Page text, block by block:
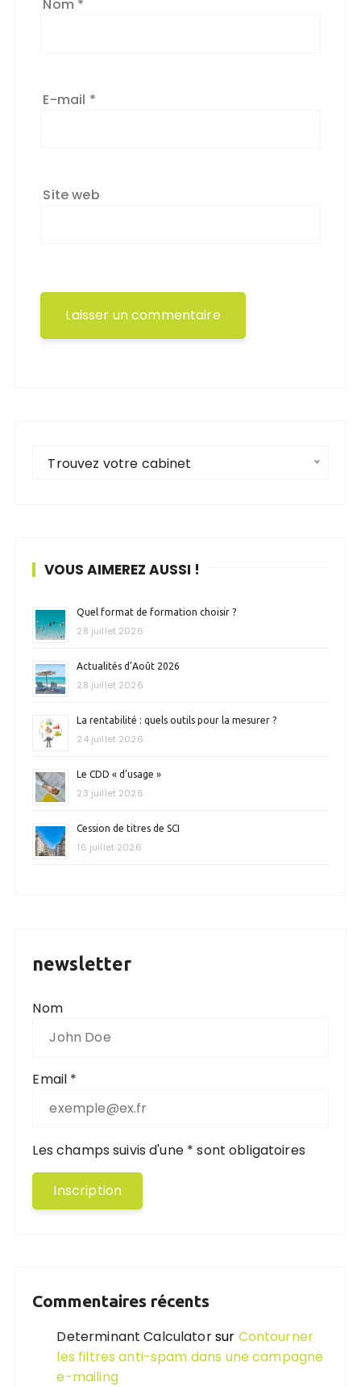
Nom *
E-mail *
Site web
Trouvez votre cabinet
VOUS AIMEREZ AUSSI !
Quel format de formation choisir ?
28 juillet 2026
Actualités d’Août 2026
28 juillet 2026
La rentabilité : quels outils pour la mesurer ?
24 juillet 2026
Le CDD « d’usage »
23 juillet 2026
Cession de titres de SCI
16 juillet 2026
newsletter
Nom
Email *
Les champs suivis d'une * sont obligatoires
Commentaires récents
Determinant Calculatorsur Contourner
les filtres anti-spam dans une campagne
e-mailing